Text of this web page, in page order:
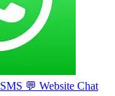
SMS 💬 Website Chat